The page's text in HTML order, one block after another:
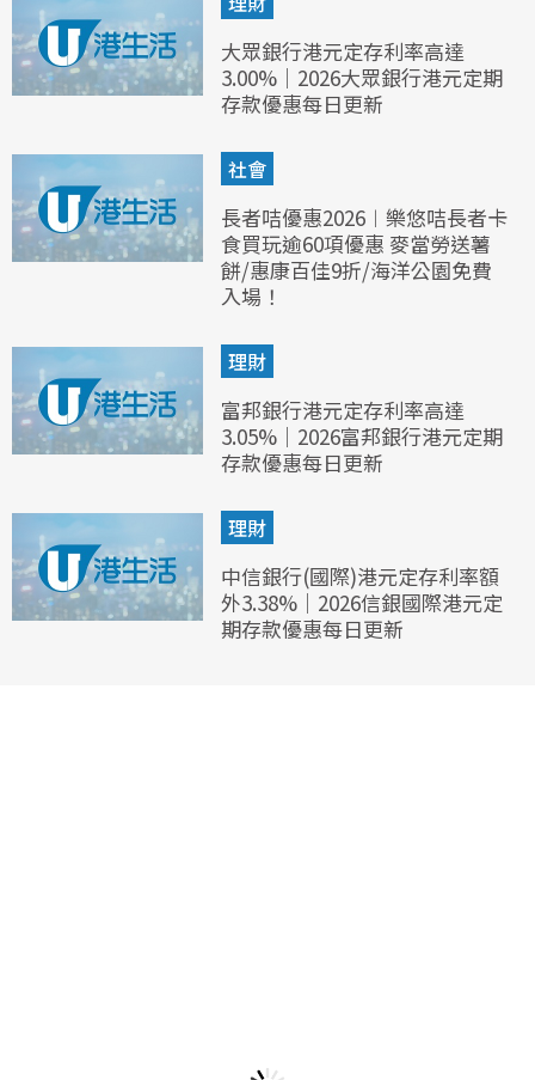
大眾銀行港元定存利率高達
3.00%｜2026大眾銀行港元定期
存款優惠每日更新
社會
長者咭優惠2026︱樂悠咭長者卡
食買玩逾60項優惠 麥當勞送薯
餅/惠康百佳9折/海洋公園免費
入場！
理財
富邦銀行港元定存利率高達
3.05%｜2026富邦銀行港元定期
存款優惠每日更新
理財
中信銀行(國際)港元定存利率額
外3.38%｜2026信銀國際港元定
期存款優惠每日更新